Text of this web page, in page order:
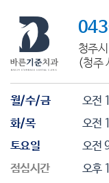
청주
(청주
월/수/금
오전
화/목
오전
토요일
오전
점심시간
오후